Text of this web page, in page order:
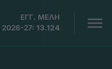
ΕΓΓ. ΜΕΛΗ
2026-27: 13.124